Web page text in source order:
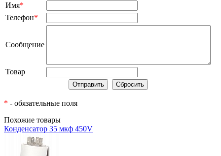
Имя*
Телефон*
Сообщение
Товар
* - обязательные поля
Похожие товары
Конденсатор 35 мкф 450V